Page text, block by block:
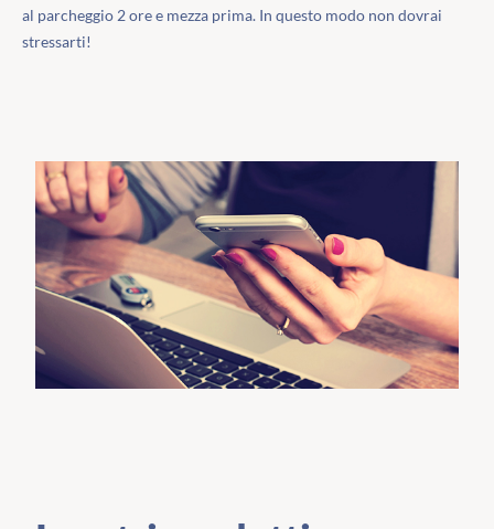
al parcheggio 2 ore e mezza prima. In questo modo non dovrai
stressarti!